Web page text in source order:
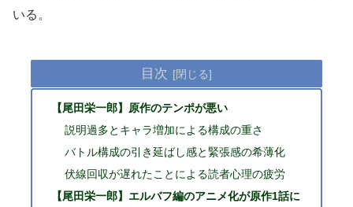
いる。
目次
【尾田栄一郎】原作のテンポが悪い
説明過多とキャラ増加による構成の重さ
バトル構成の引き延ばし感と緊張感の希薄化
伏線回収が遅れたことによる読者心理の疲労
【尾田栄一郎】エルバフ編のアニメ化が原作1話に